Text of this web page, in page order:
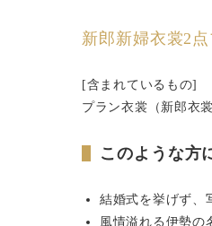
新郎新婦衣裳2
[含まれているもの]
プラン衣裳（新郎衣
このような方
結婚式を挙げず、
風情溢れる伊勢の